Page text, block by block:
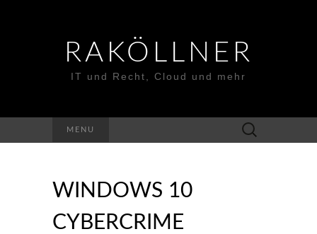
RAKÖLLNER
IT und Recht, Cloud und mehr
MENU
Suchen
nach:
WINDOWS 10
CYBERCRIME